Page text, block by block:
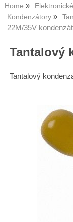
Home
Kondenzátory
22M/35V
Tantalový
Tantalový